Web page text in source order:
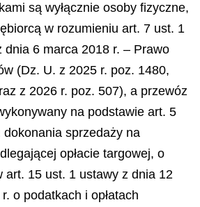
są wyłącznie osoby fizyczne,
w rozumieniu art. 7 ust. 1
dnia 6 marca 2018 r. – Prawo
(Dz. U. z 2025 r. poz. 1480,
z 2026 r. poz. 507), a przewóz
na podstawie art. 5
dokonania sprzedaży na
opłacie targowej, o
art. 15 ust. 1 ustawy z dnia 12
o podatkach i opłatach